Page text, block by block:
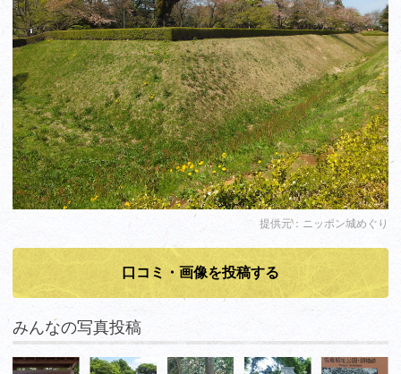
提供元：ニッポン城めぐり
口コミ・画像を投稿する
みんなの写真投稿